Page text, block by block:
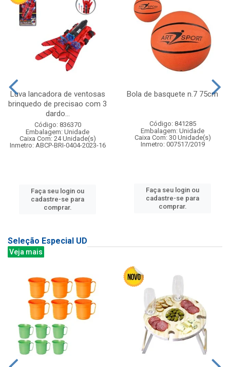
Luva lancadora de ventosas
brinquedo de precisao com 3
dardo...
Código: 836370
Embalagem: Unidade
Caixa Com: 24 Unidade(s)
Inmetro: ABCP-BRI-0404-2023-16
Faça seu login ou
cadastre-se para
comprar.
Bola de basquete n.7 75cm
Código: 841285
Embalagem: Unidade
Caixa Com: 30 Unidade(s)
Inmetro: 007517/2019
Faça seu login ou
cadastre-se para
comprar.
Seleção Especial UD
Veja mais